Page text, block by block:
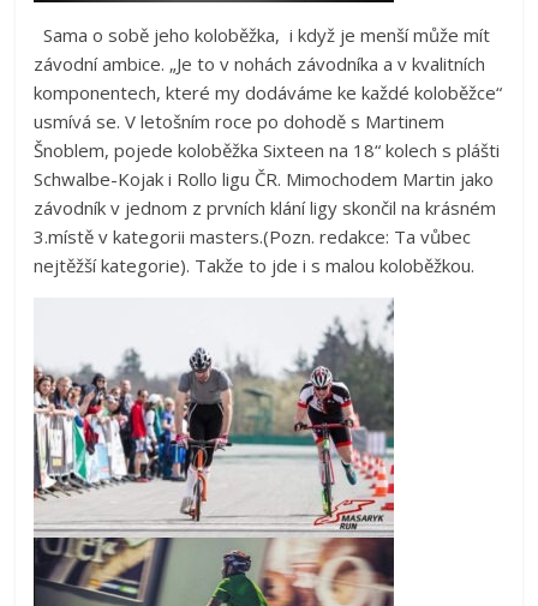
Sama o sobě jeho koloběžka, i když je menší může mít
závodní ambice. „Je to v nohách závodníka a v kvalitních
komponentech, které my dodáváme ke každé koloběžce“
usmívá se. V letošním roce po dohodě s Martinem
Šnoblem, pojede koloběžka Sixteen na 18“ kolech s plášti
Schwalbe-Kojak i Rollo ligu ČR. Mimochodem Martin jako
závodník v jednom z prvních klání ligy skončil na krásném
3.místě v kategorii masters.(Pozn. redakce: Ta vůbec
nejtěžší kategorie). Takže to jde i s malou koloběžkou.